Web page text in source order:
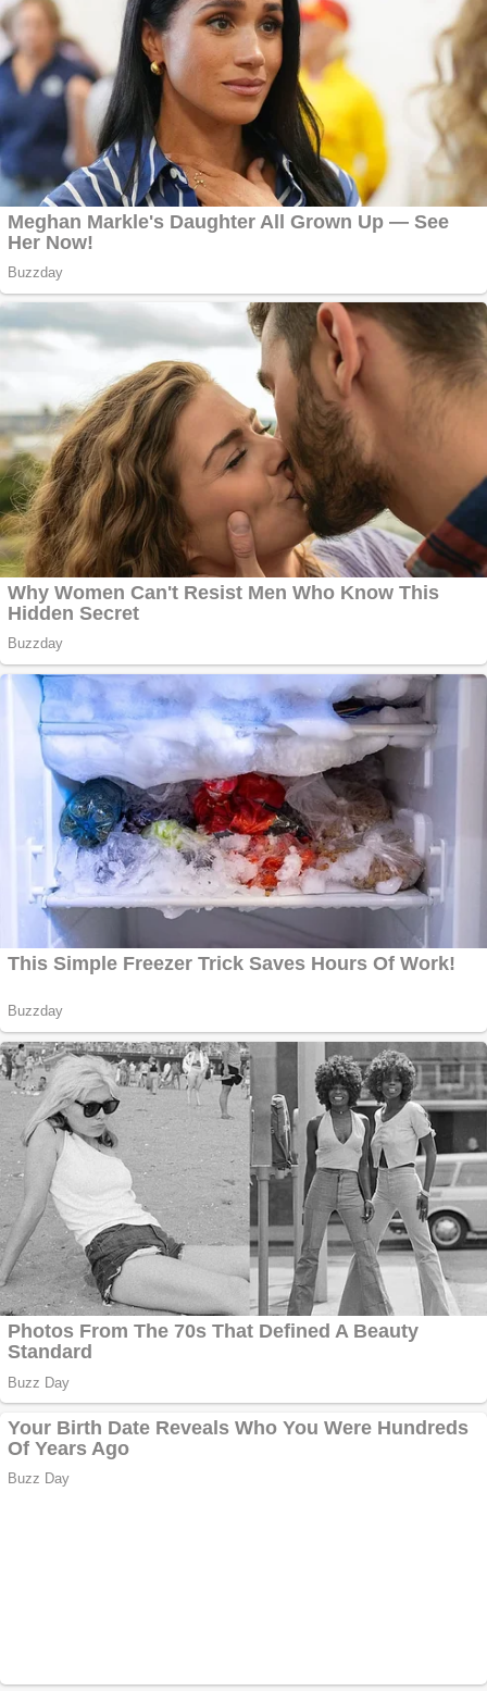
Creez aplicatie
ANDROID pentru
siteul tau
Anuntul tau apare in
mai multe ziare
Apartamente 2
camere
Aplică acum pentru
obține bani urgent!
Curatare canapele
Bucuresti. Curatare
profesionala